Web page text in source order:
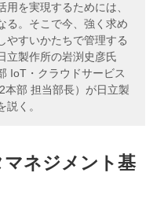
を実現するためには、
る。そこで今、強く求め
やすいかたちで管理する
立製作所の岩渕史彦氏
IoT・クラウドサービス
本部 担当部長）が日立製
く。
ネジメント基